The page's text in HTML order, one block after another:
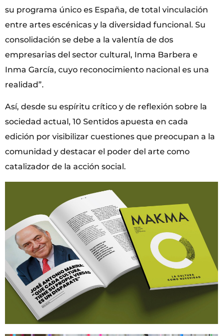
su programa único es España, de total vinculación
entre artes escénicas y la diversidad funcional. Su
consolidación se debe a la valentía de dos
empresarias del sector cultural, Inma Barbera e
Inma García, cuyo reconocimiento nacional es una
realidad”.
Así, desde su espíritu crítico y de reflexión sobre la
sociedad actual, 10 Sentidos apuesta en cada
edición por visibilizar cuestiones que preocupan a la
comunidad y destacar el poder del arte como
catalizador de la acción social.